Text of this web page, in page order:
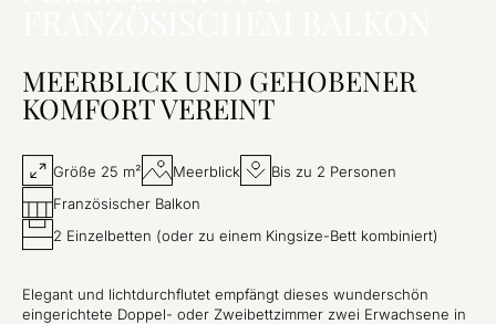
MEERBLICK UND GEHOBENER
KOMFORT VEREINT
Größe 25 m² Meerblick
Bis zu 2 Personen
Französischer Balkon
2 Einzelbetten (oder zu einem Kingsize-Bett kombiniert)
Elegant und lichtdurchflutet empfängt dieses wunderschön
eingerichtete Doppel- oder Zweibettzimmer zwei Erwachsene in